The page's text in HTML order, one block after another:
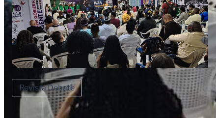
Revista Debate